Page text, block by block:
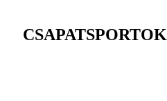
CSAPATSPORTOK